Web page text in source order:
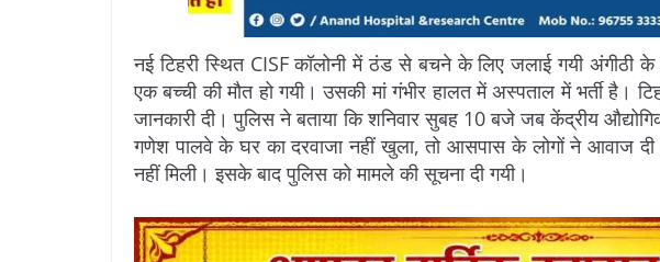
नई टिहरी स्थित CISF कॉलोनी में ठंड से बचने के लिए जलाई गयी
एक बच्ची की मौत हो गयी। उसकी मां गंभीर हालत में अस्पताल में भर्ती है।
जानकारी दी। पुलिस ने बताया कि शनिवार सुबह 10 बजे जब केंद्रीय
गणेश पालवे के घर का दरवाजा नहीं खुला, तो आसपास के लोगों ने आवाज
नहीं मिली। इसके बाद पुलिस को मामले की सूचना दी गयी।